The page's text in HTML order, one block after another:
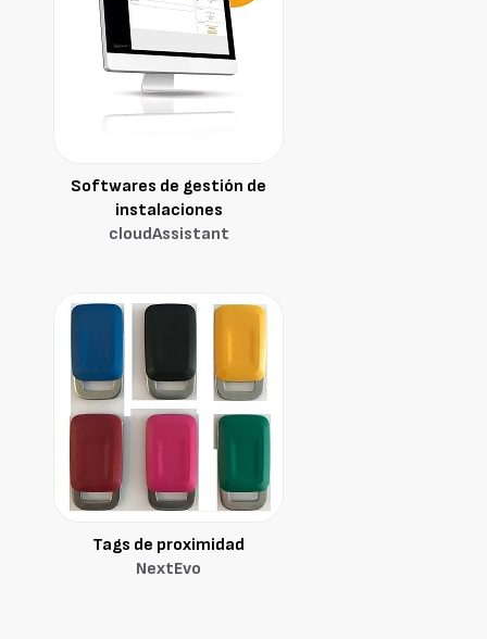
Softwares de gestión de
instalaciones
cloudAssistant
Tags de proximidad
NextEvo